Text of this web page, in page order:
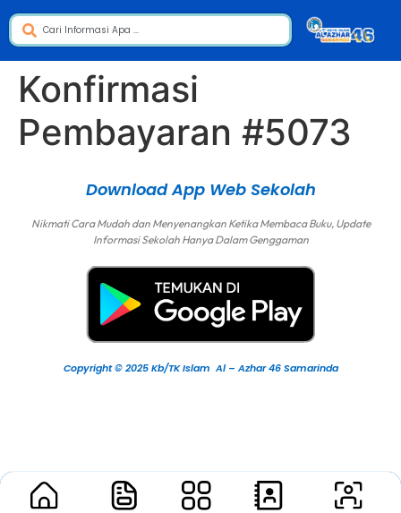
Konfirmasi
Pembayaran #5073
Download App Web Sekolah
Nikmati Cara Mudah dan Menyenangkan Ketika Membaca Buku, Update
Informasi Sekolah Hanya Dalam Genggaman
Copyright © 2025 Kb/TK Islam Al – Azhar 46 Samarinda